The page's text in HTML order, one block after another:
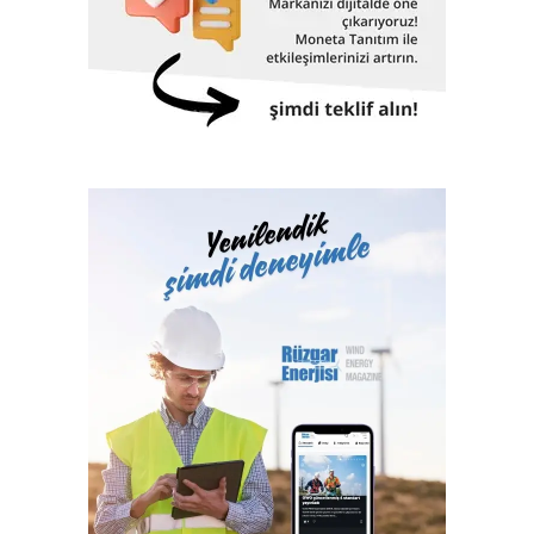
tamamladığı, Rusya’da ise devam eden fırın yatırımları, cam
ambalaj grubumuzun Eskişehir’de faaliyete geçen yeni
fabrikası ve kimyasallar grubumuzda gerçekleştirilen
kapasite artış yatırımları sonucunda, 2013 yılı başında da
öngördüğümüz şekilde yılı 1,7 milyar TL’ye yakın, yüksek
seviyesine ulaşan öz kaynaklarımız ve 1.953 milyon TL
tutarındaki likit kaynaklarımızla bilançomuzun sağlıklı ve
güçlü yapısını koruyoruz.”
bir soluk katan, dünya halı sektörüne bir Türk markası
olarak buluş armağan eden Atlas Halı, 2013’te büyüme
rekoru kırdı. Halının kendi kendini temizlemesini ve leke
barındırmamasını sağlayan nano teknolojisi ile Nisan
350 oranında artırdı, hem de bayi sayısını 117’den 330’a
‘Büyümemizin temeli yenilikçi yönetim yapımız’
Atlas Halı, yeni gelişmeleri ve 2014 hedeflerini açıklamak
üzere Gaziantep’te bir basın toplantısı düzenledi.
Toplantıya Atlas Halı Genel Müdürü Dr. Meriç Bebitoğlu ve
üst düzey yetkililerinin yanı sıra Naksan Holding Yönetim
Kurulu Üyesi Taner Nakıboğlu da katıldı.
Toplantıda konuşan Atlas Halı Genel Müdürü Dr. Meriç